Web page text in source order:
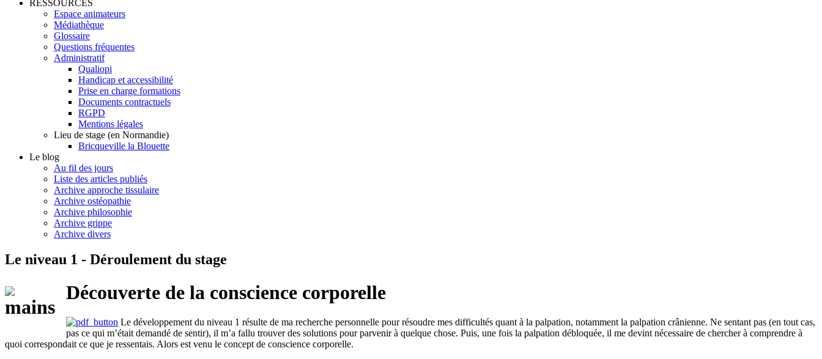
RESSOURCES
Espace animateurs
Médiathèque
Glossaire
Questions fréquentes
Administratif
Qualiopi
Handicap et accessibilité
Prise en charge formations
Documents contractuels
RGPD
Mentions légales
Lieu de stage (en Normandie)
Bricqueville la Blouette
Le blog
Au fil des jours
Liste des articles publiés
Archive approche tissulaire
Archive ostéopathie
Archive philosophie
Archive grippe
Archive divers
Le niveau 1 - Déroulement du stage
Découverte de la conscience corporelle
Le développement du niveau 1 résulte de ma recherche personnelle pour résoudre mes difficultés quant à la palpation, notamment la palpation crânienne. Ne sentant pas (en tout cas,
pas ce qui m’était demandé de sentir), il m’a fallu trouver des solutions pour parvenir à quelque chose. Puis, une fois la palpation débloquée, il me devint nécessaire de chercher à comprendre à
quoi correspondait ce que je ressentais. Alors est venu le concept de conscience corporelle.